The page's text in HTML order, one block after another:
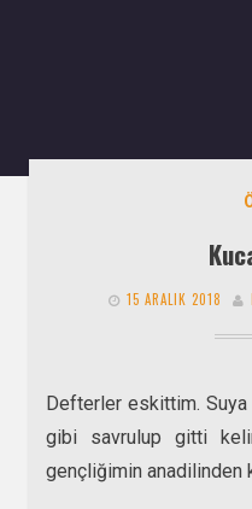
15 ARALIK 2018
Defterler eskittim.
gibi savrulup gitti
gençliğimin anadilinden